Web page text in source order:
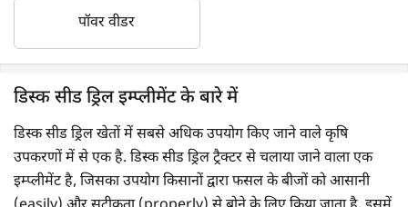
पॉवर वीडर
डिस्क सीड ड्रिल इम्प्लीमेंट के बारे में
डिस्क सीड ड्रिल खेतों में सबसे अधिक उपयोग किए जाने वाले कृषि
उपकरणों में से एक है. डिस्क सीड ड्रिल ट्रैक्टर से चलाया जाने वाला एक
इम्प्लीमेंट है, जिसका उपयोग किसानों द्वारा फसल के बीजों को आसानी